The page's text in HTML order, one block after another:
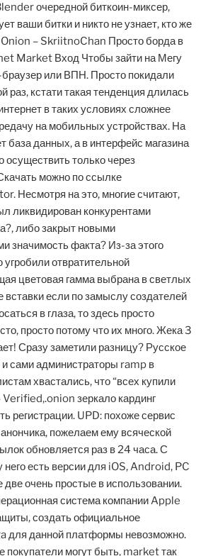
очередной биткоин-миксер,
ваши битки и никто не узнает, кто же
Onion – SkriitnoChan Просто борда в
Market Вход Чтобы зайти на Мегу
браузер или ВПН. Просто покидали
раз, кстати такая тенденция длилась
в таких условиях сложнее
на мобильных устройствах. На
база данных, а в интерфейс магазина
только через
можно по ссылке
Несмотря на это, многие считают,
ликвидирован конкурентами
либо закрыт новыми
значимость факта? Из-за этого
отвратительной
цветовая гамма выбрана в светлых
вставки если по замыслу создателей
в глаза, то здесь просто
просто потому что их много. Жека 3
Сразу заметили разницу? Русское
сами администраторы ramp в
хвастались, что “всех купили
зеркало кардинг
регистрации. UPD: похоже сервис
пожелаем ему всяческой
обновляется раз в 24 часа. С
него есть версии для iOS, Android, PC
две очень простые в использовании.
система компании Apple
создать официальное
для данной платформы невозможно.
покупатели могут быть, market так